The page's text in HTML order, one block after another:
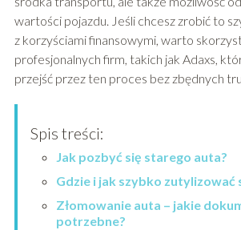
wartości pojazdu. Jeśli chcesz zrobić to
z korzyściami finansowymi, warto
profesjonalnych firm, takich jak Adaxs,
przejść przez ten proces bez zbędnych
Spis treści:
Jak pozbyć się starego auta?
Gdzie i jak szybko zutylizować
Złomowanie auta – jakie
potrzebne?